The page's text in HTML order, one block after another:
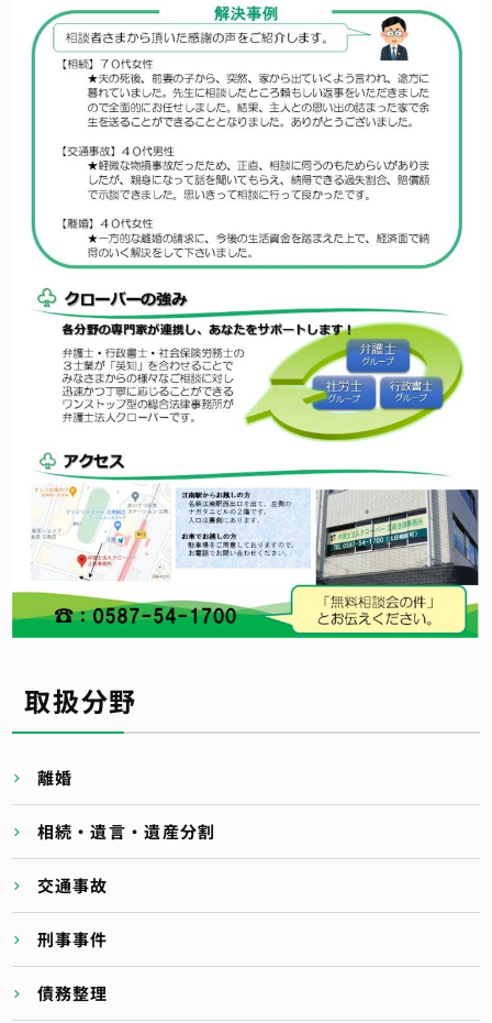
取扱分野
離婚
相続・遺言・遺産分割
交通事故
刑事事件
債務整理